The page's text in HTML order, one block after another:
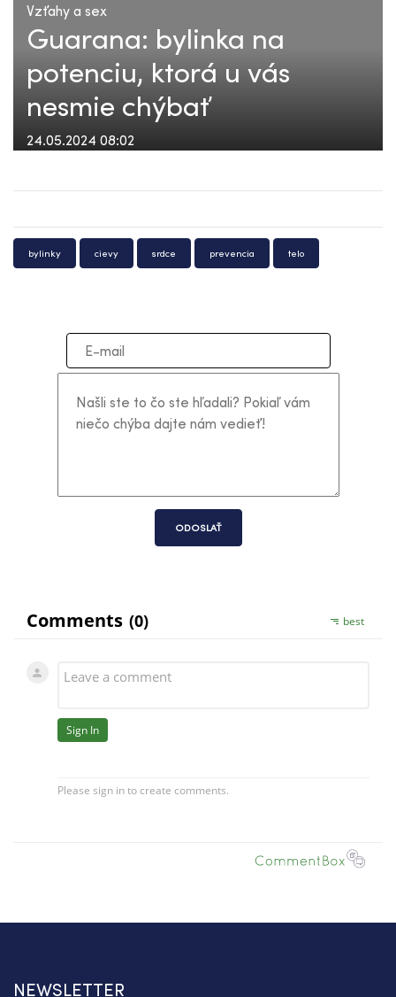
Vzťahy a sex
Guarana: bylinka na
potenciu, ktorá u vás
nesmie chýbať
24.05.2024 08:02
bylinky cievy srdce prevencia telo
ODOSLAŤ
NEWSLETTER